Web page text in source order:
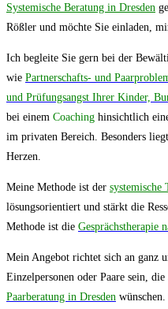
Systemische Beratung in Dresden
Rößler und möchte Sie einladen,
Ich begleite Sie gern bei der
wie Partnerschafts- und
und Prüfungsangst Ihrer Kinder,
bei einem Coaching hinsichtlich
im privaten Bereich. Besonders
Herzen.
Meine Methode ist der systemische
lösungsorientiert und stärkt die
Methode ist die Gesprächstherapie
Mein Angebot richtet sich an ganz
Einzelpersonen oder Paare sein, die
Paarberatung in Dresden